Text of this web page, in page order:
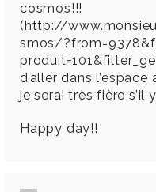
cosmos!!!
( http://
smos/
d’aller dans
je serai très fière s’il
Happy day!!